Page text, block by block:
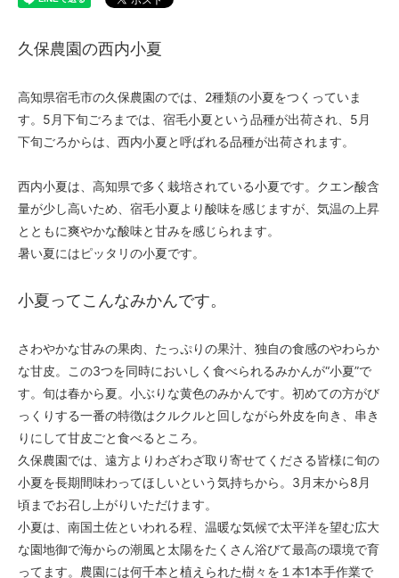
久保農園の西内小夏
高知県宿毛市の久保農園のでは、2種類の小夏をつくっていま
す。5月下旬ごろまでは、宿毛小夏という品種が出荷され、5月
下旬ごろからは、西内小夏と呼ばれる品種が出荷されます。
西内小夏は、高知県で多く栽培されている小夏です。クエン酸含
量が少し高いため、宿毛小夏より酸味を感じますが、気温の上昇
とともに爽やかな酸味と甘みを感じられます。
暑い夏にはピッタリの小夏です。
小夏ってこんなみかんです。
さわやかな甘みの果肉、たっぷりの果汁、独自の食感のやわらか
な甘皮。この3つを同時においしく食べられるみかんが“小夏”で
す。旬は春から夏。小ぶりな黄色のみかんです。初めての方がび
っくりする一番の特徴はクルクルと回しながら外皮を向き、串き
りにして甘皮ごと食べるところ。
久保農園では、遠方よりわざわざ取り寄せてくださる皆様に旬の
小夏を長期間味わってほしいという気持ちから。3月末から8月
頃までお召し上がりいただけます。
小夏は、南国土佐といわれる程、温暖な気候で太平洋を望む広大
な園地御で海からの潮風と太陽をたくさん浴びて最高の環境で育
ってます。農園には何千本と植えられた樹々を１本1本手作業で